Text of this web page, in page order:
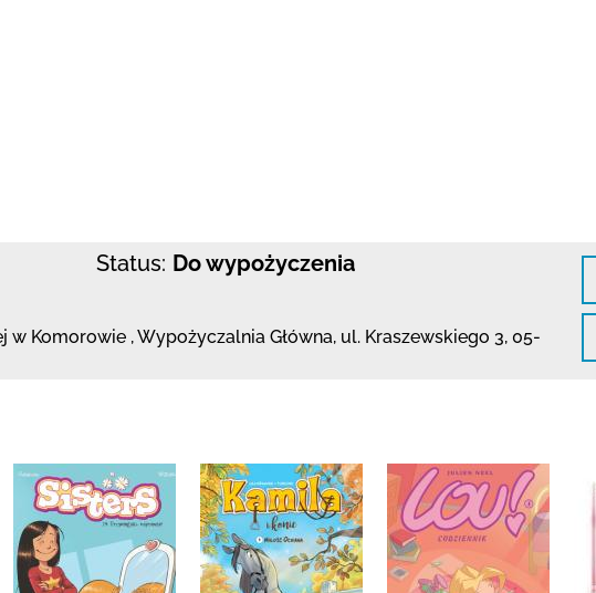
Status: Do wypożyczenia
w Komorowie ,Wypożyczalnia Główna, ul. Kraszewskiego 3, 05-